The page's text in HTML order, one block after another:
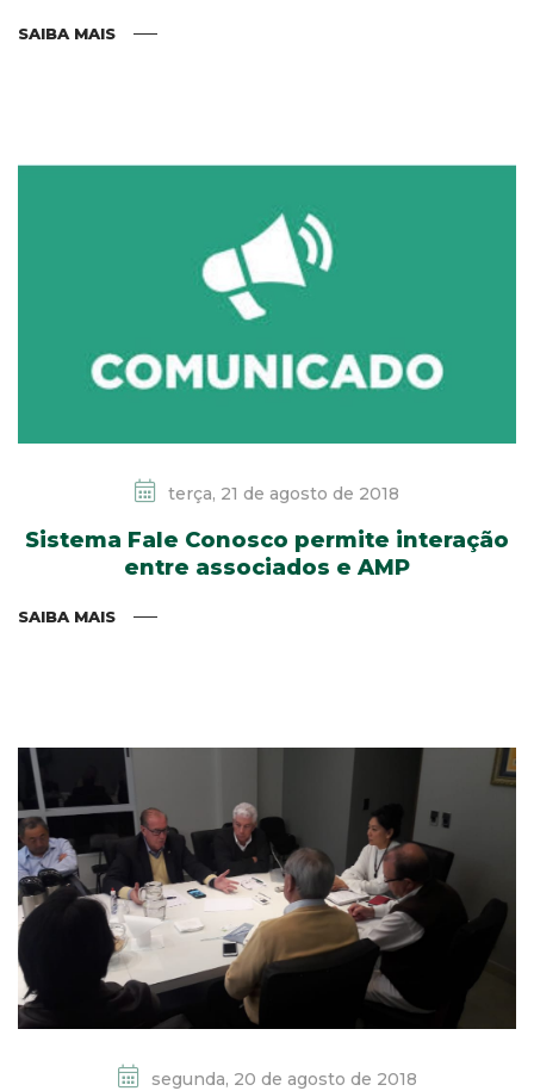
SAIBA MAIS
terça, 21 de agosto de 2018
Sistema Fale Conosco permite interação
entre associados e AMP
SAIBA MAIS
segunda, 20 de agosto de 2018